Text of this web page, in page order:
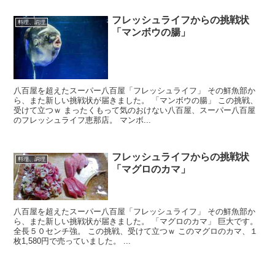
料理、調理
フレッシュライフからの挑戦状
「マンボウの腸」
八百屋を超えたスーパー八百屋「フレッシュライフ」 その鮮魚部か
ら、また新しい挑戦状が届きました。 「マンボウの腸」 この挑戦、
受けて立つｗ まったくもって気のおけない八百屋、スーパー八百屋
のフレッシュライフ恵那店。 マンボ...
料理、調理
フレッシュライフからの挑戦状
「マグロのカマ」
八百屋を超えたスーパー八百屋「フレッシュライフ」 その鮮魚部か
ら、また新しい挑戦状が届きました。 「マグロのカマ」 巨大です。
全長５０センチ強。 この挑戦、受けて立つｗ このマグロのカマ、１
枚1,580円で売っていました。 ...